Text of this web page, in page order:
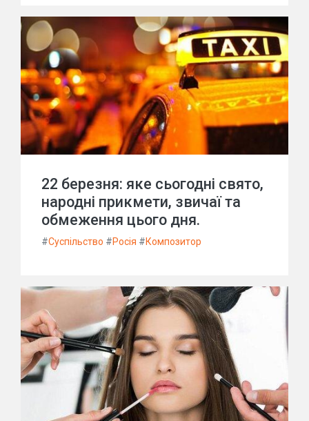
22 березня: яке сьогодні свято,
народні прикмети, звичаї та
обмеження цього дня.
#Суспільство #Росія #Композитор